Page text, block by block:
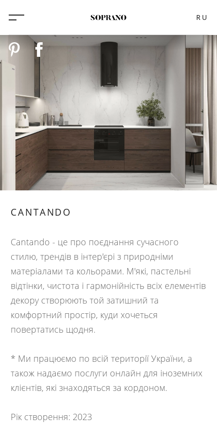
RU
CANTANDO
Cantando - це про поєднання сучасного
стилю, трендів в інтер'єрі з природніми
матеріалами та кольорами. М'які, пастельні
відтінки, чистота і гармонійність всіх елементів
декору створюють той затишний та
комфортний простір, куди хочеться
повертатись щодня.
* Ми працюємо по всій території України, а
також надаємо послуги онлайн для іноземних
клієнтів, які знаходяться за кордоном.
Рік створення: 2023